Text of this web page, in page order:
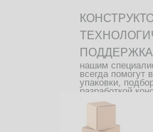
ПОДДЕРЖКА
нашим
всегда помогут
упаковки,
разработкой